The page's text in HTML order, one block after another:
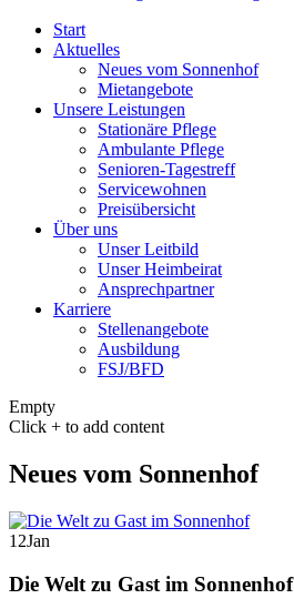
Start
Aktuelles
Neues vom Sonnenhof
Mietangebote
Unsere Leistungen
Stationäre Pflege
Ambulante Pflege
Senioren-Tagestreff
Servicewohnen
Preisübersicht
Über uns
Unser Leitbild
Unser Heimbeirat
Ansprechpartner
Karriere
Stellenangebote
Ausbildung
FSJ/BFD
Empty
Click + to add content
Neues vom Sonnenhof
12Jan
Die Welt zu Gast im Sonnenhof